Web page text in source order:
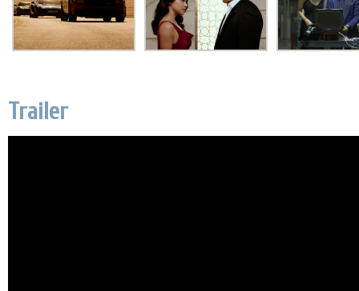
Trailer